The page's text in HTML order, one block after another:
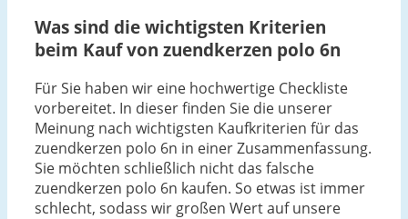
Was sind die wichtigsten Kriterien
beim Kauf von zuendkerzen polo 6n
Für Sie haben wir eine hochwertige Checkliste
vorbereitet. In dieser finden Sie die unserer
Meinung nach wichtigsten Kaufkriterien für das
zuendkerzen polo 6n in einer Zusammenfassung.
Sie möchten schließlich nicht das falsche
zuendkerzen polo 6n kaufen. So etwas ist immer
schlecht, sodass wir großen Wert auf unsere